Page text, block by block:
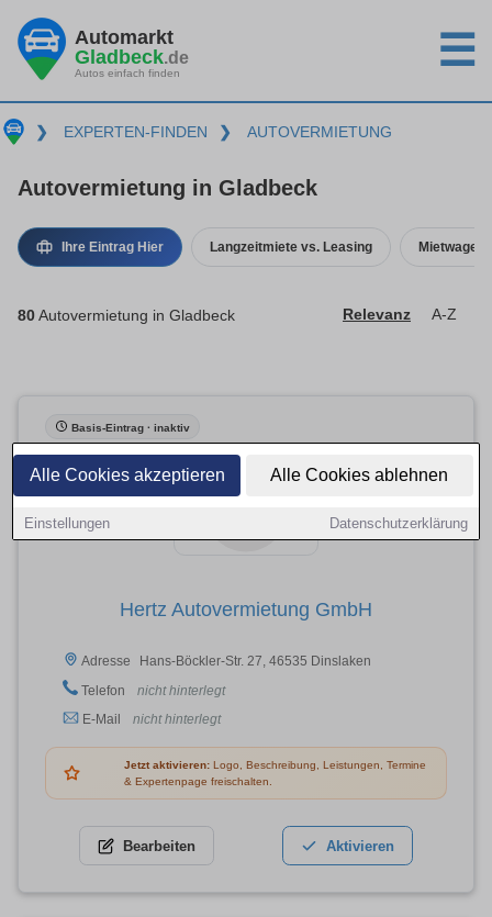
Alle Cookies akzeptieren Alle Cookies ablehnen
Einstellungen Datenschutzerklärung
Automarkt
Gladbeck.de
Autos einfach finden ☰
❯ EXPERTEN-FINDEN ❯ AUTOVERMIETUNG
Autovermietung in Gladbeck
Ihre Eintrag Hier Langzeitmiete vs. Leasing
80Autovermietung in Gladbeck Relevanz A-Z
Basis-Eintrag · inaktiv
Hertz Autovermietung GmbH
Adresse
Hans-Böckler-Str. 27, 46535 Dinslaken
Telefon
nicht hinterlegt
E-Mail
nicht hinterlegt
Jetzt aktivieren: Logo, Beschreibung, Leistungen, Termine
& Expertenpage freischalten.
Bearbeiten Aktivieren